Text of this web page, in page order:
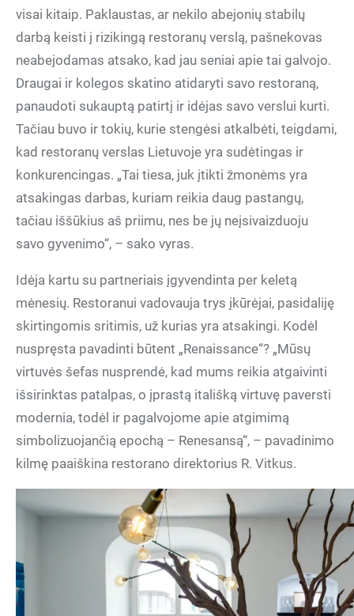
visai kitaip. Paklaustas, ar nekilo abejonių stabilų
darbą keisti į rizikingą restoranų verslą, pašnekovas
neabejodamas atsako, kad jau seniai apie tai galvojo.
Draugai ir kolegos skatino atidaryti savo restoraną,
panaudoti sukauptą patirtį ir idėjas savo verslui kurti.
Tačiau buvo ir tokių, kurie stengėsi atkalbėti, teigdami,
kad restoranų verslas Lietuvoje yra sudėtingas ir
konkurencingas. „Tai tiesa, juk įtikti žmonėms yra
atsakingas darbas, kuriam reikia daug pastangų,
tačiau iššūkius aš priimu, nes be jų neįsivaizduoju
savo gyvenimo“, – sako vyras.
Idėja kartu su partneriais įgyvendinta per keletą
mėnesių. Restoranui vadovauja trys įkūrėjai, pasidaliję
skirtingomis sritimis, už kurias yra atsakingi. Kodėl
nuspręsta pavadinti būtent „Renaissance“? „Mūsų
virtuvės šefas nusprendė, kad mums reikia atgaivinti
išsirinktas patalpas, o įprastą itališką virtuvę paversti
modernia, todėl ir pagalvojome apie atgimimą
simbolizuojančią epochą – Renesansą“, – pavadinimo
kilmę paaiškina restorano direktorius R. Vitkus.